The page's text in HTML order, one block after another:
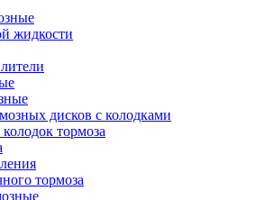
жидкости
дисков с колодками
тормоза
тормоза